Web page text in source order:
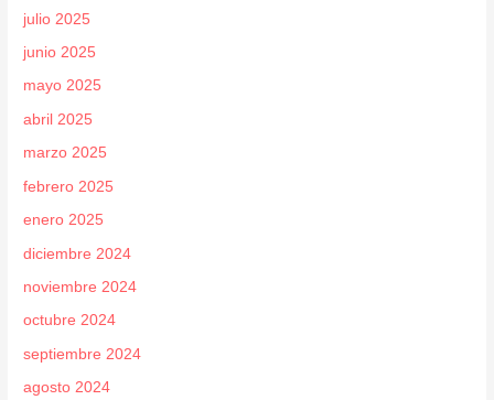
julio 2025
junio 2025
mayo 2025
abril 2025
marzo 2025
febrero 2025
enero 2025
diciembre 2024
noviembre 2024
octubre 2024
septiembre 2024
agosto 2024